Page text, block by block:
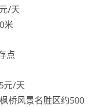
/天
米
点
元/天
桥风景名胜区约500